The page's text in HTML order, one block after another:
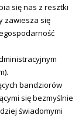
się nas z resztki
zawiesza się
bandziorów
się bezmyślnie
świadomymi